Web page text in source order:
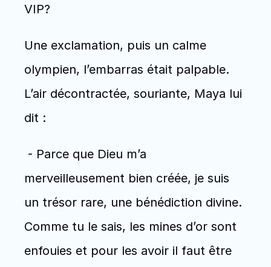
VIP?
Une exclamation, puis un calme
olympien, l’embarras était palpable.
L’air décontractée, souriante, Maya lui
dit :
merveilleusement bien créée, je suis
un trésor rare, une bénédiction divine.
Comme tu le sais, les mines d’or sont
enfouies et pour les avoir il faut être